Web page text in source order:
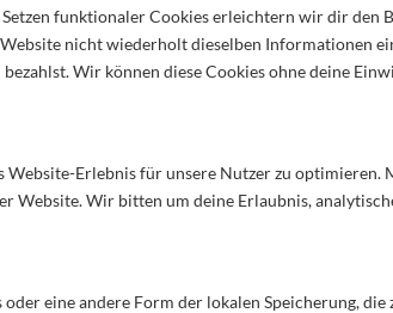
funktionaler Cookies erleichtern wir dir den
nicht wiederholt dieselben Informationen
Wir können diese Cookies ohne deine
Website-Erlebnis für unsere Nutzer zu optimieren.
Website. Wir bitten um deine Erlaubnis,
eine andere Form der lokalen Speicherung, die